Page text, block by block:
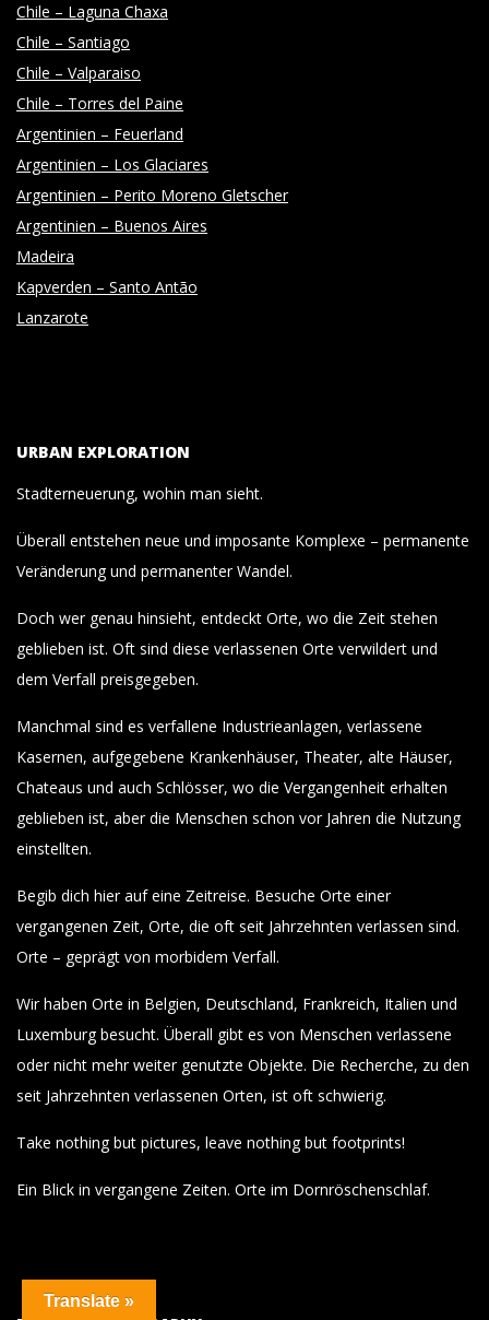
Chile – Laguna Chaxa
Chile – Santiago
Chile – Valparaiso
Chile – Torres del Paine
Argentinien – Feuerland
Argentinien – Los Glaciares
Argentinien – Perito Moreno Gletscher
Argentinien – Buenos Aires
Madeira
Kapverden – Santo Antão
Lanzarote
URBAN EXPLORATION
Stadterneuerung, wohin man sieht.
Überall entstehen neue und imposante Komplexe – permanente
Veränderung und permanenter Wandel.
Doch wer genau hinsieht, entdeckt Orte, wo die Zeit stehen
geblieben ist. Oft sind diese verlassenen Orte verwildert und
dem Verfall preisgegeben.
Manchmal sind es verfallene Industrieanlagen, verlassene
Kasernen, aufgegebene Krankenhäuser, Theater, alte Häuser,
Chateaus und auch Schlösser, wo die Vergangenheit erhalten
geblieben ist, aber die Menschen schon vor Jahren die Nutzung
einstellten.
Begib dich hier auf eine Zeitreise. Besuche Orte einer
vergangenen Zeit, Orte, die oft seit Jahrzehnten verlassen sind.
Orte – geprägt von morbidem Verfall.
Wir haben Orte in Belgien, Deutschland, Frankreich, Italien und
Luxemburg besucht. Überall gibt es von Menschen verlassene
oder nicht mehr weiter genutzte Objekte. Die Recherche, zu den
seit Jahrzehnten verlassenen Orten, ist oft schwierig.
Take nothing but pictures, leave nothing but footprints!
Ein Blick in vergangene Zeiten. Orte im Dornröschenschlaf.
Translate »